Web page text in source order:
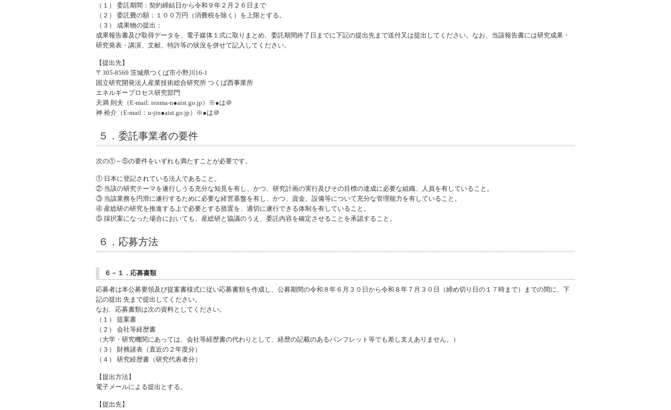
（１） 委託期間：契約締結日から令和９年２月２６日まで
（２） 委託費の額：１００万円（消費税を除く）を上限とする。
（３） 成果物の提出：
成果報告書及び取得データを、電子媒体１式に取りまとめ、委託期間終了日までに下記の提出先まで送付又は提出してください。なお、当該報告書には研究成果・
研究発表・講演、文献、特許等の状況を併せて記入してください。
【提出先】
〒305-8569 茨城県つくば市小野川16-1
国立研究開発法人産業技術総合研究所 つくば西事業所
エネルギープロセス研究部門
天満 則夫（E-mail: tenma-n●aist.go.jp）※●は＠
神 裕介（E-mail：u-jin●aist.go.jp）※●は＠
５．委託事業者の要件
次の①～⑤の要件をいずれも満たすことが必要です。
① 日本に登記されている法人であること。
② 当該の研究テーマを遂行しうる充分な知見を有し、かつ、研究計画の実行及びその目標の達成に必要な組織、人員を有していること。
③ 当該業務を円滑に遂行するために必要な経営基盤を有し、かつ、資金、設備等について充分な管理能力を有していること。
④ 産総研の研究を推進する上で必要とする措置を、適切に遂行できる体制を有していること。
⑤ 採択案になった場合においても、産総研と協議のうえ、委託内容を確定させることを承認すること。
６．応募方法
６－１．応募書類
応募者は本公募要領及び提案書様式に従い応募書類を作成し、公募期間の令和８年６月３０日から令和８年７月３０日（締め切り日の１７時まで）までの間に、下
記の提出 先まで提出してください。
なお、応募書類は次の資料としてください。
（１） 提案書
（２） 会社等経歴書
（大学・研究機関にあっては、会社等経歴書の代わりとして、経歴の記載のあるパンフレット等でも差し支えありません。）
（３） 財務諸表（直近の２年度分）
（４） 研究経歴書（研究代表者分）
【提出方法】
電子メールによる提出とする。
【提出先】